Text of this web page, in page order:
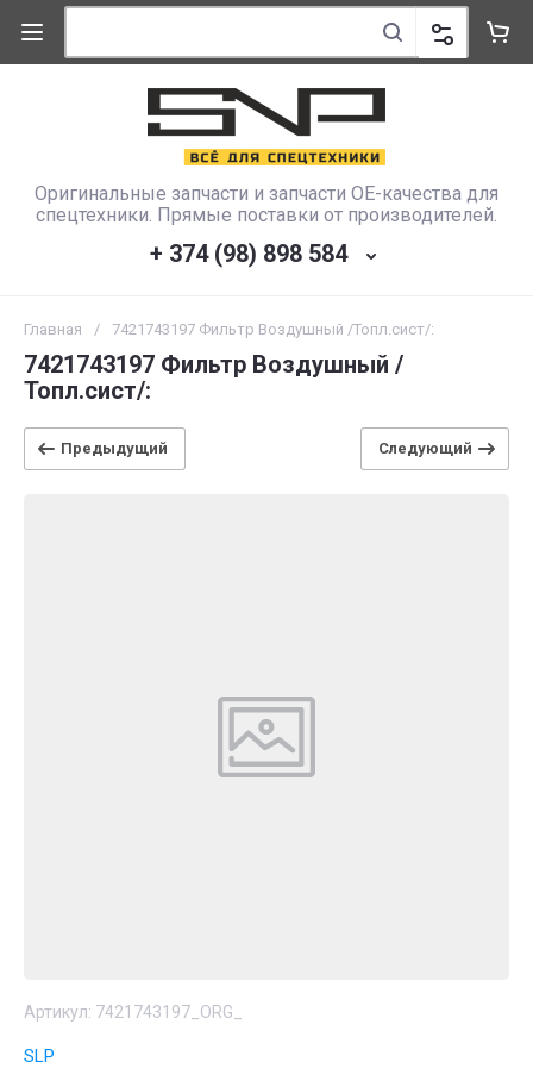
Оригинальные запчасти и запчасти OE-качества для
спецтехники. Прямые поставки от производителей.
+ 374 (98) 898 584
Главная / 7421743197 Фильтр Воздушный /Топл.сист/:
7421743197 Фильтр Воздушный /
Топл.сист/:
Предыдущий Следующий
Артикул: 7421743197_ORG_
SLP